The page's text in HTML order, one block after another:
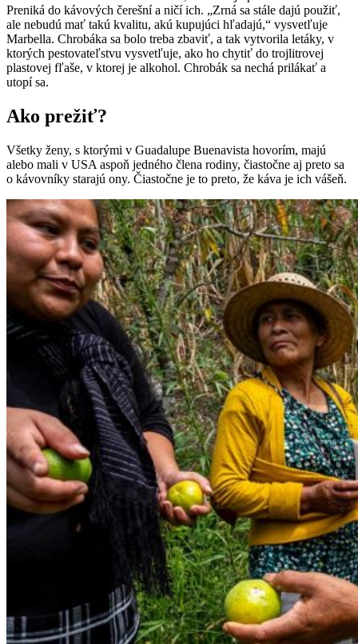
Preniká do kávových čerešní a ničí ich. „Zrná sa stále dajú použiť,
ale nebudú mať takú kvalitu, akú kupujúci hľadajú,“ vysvetľuje
Marbella. Chrobáka sa bolo treba zbaviť, a tak vytvorila letáky, v
ktorých pestovateľstvu vysvetľuje, ako ho chytiť do trojlitrovej
plastovej fľaše, v ktorej je alkohol. Chrobák sa nechá prilákať a
utopí sa.
Ako prežiť?
Všetky ženy, s ktorými v Guadalupe Buenavista hovorím, majú
alebo mali v USA aspoň jedného člena rodiny, čiastočne aj preto sa
o kávovníky starajú ony. Čiastočne je to preto, že káva je ich vášeň.